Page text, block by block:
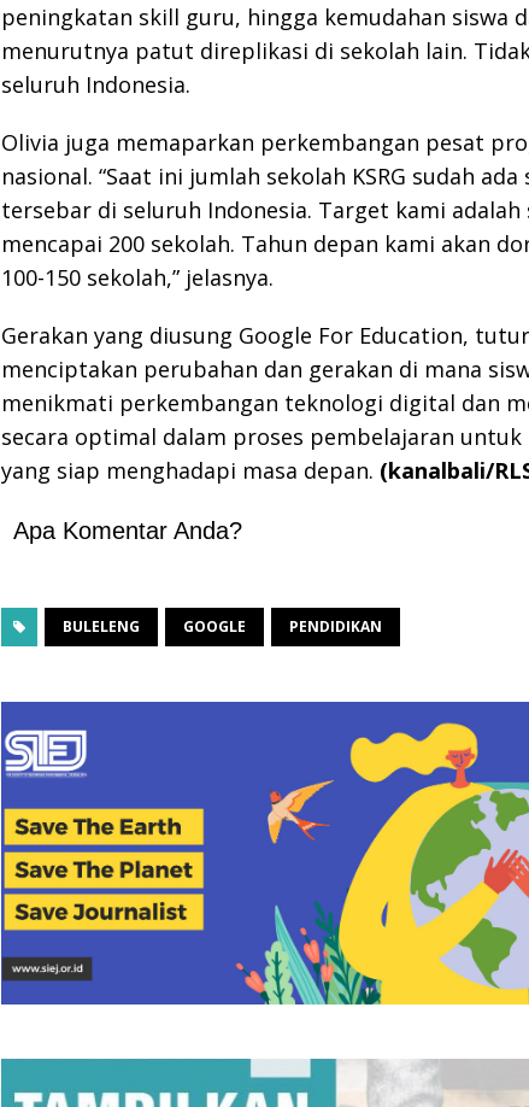
peningkatan skill guru, hingga kemudahan siswa
menurutnya patut direplikasi di sekolah lain.
seluruh Indonesia.
Olivia juga memaparkan perkembangan pesat
nasional. “Saat ini jumlah sekolah KSRG sudah
tersebar di seluruh Indonesia. Target kami
mencapai 200 sekolah. Tahun depan kami akan
100-150 sekolah,” jelasnya.
Gerakan yang diusung Google For Education,
menciptakan perubahan dan gerakan di mana
menikmati perkembangan teknologi digital dan
secara optimal dalam proses pembelajaran untuk
yang siap menghadapi masa depan. (kanalbali/
Apa Komentar Anda?
BULELENG GOOGLE PENDIDIKAN